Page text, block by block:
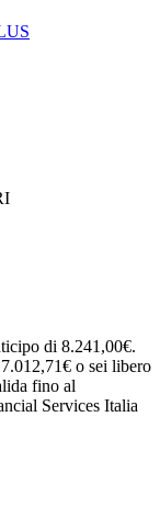
di 8.241,00€.
o sei libero
fino al
Services Italia